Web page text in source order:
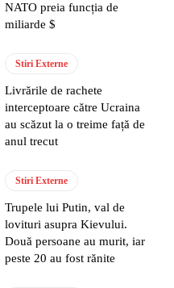
NATO preia funcția de
miliarde $
Stiri Externe
Livrările de rachete
interceptoare către Ucraina
au scăzut la o treime față de
anul trecut
Stiri Externe
Trupele lui Putin, val de
lovituri asupra Kievului.
Două persoane au murit, iar
peste 20 au fost rănite